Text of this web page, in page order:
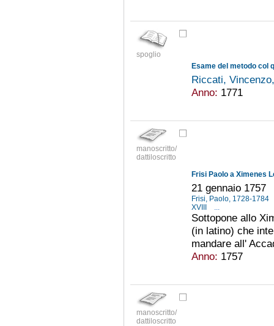
spoglio
Riccati,
Anno: 1771
manoscritto/
dattiloscritto
Frisi Paolo a Ximenes
21 gennaio 1757
Frisi, Paolo, 1728-1784
XVIII
Sottopone allo
(in latino) che
mandare all'
Anno: 1757
manoscritto/
dattiloscritto